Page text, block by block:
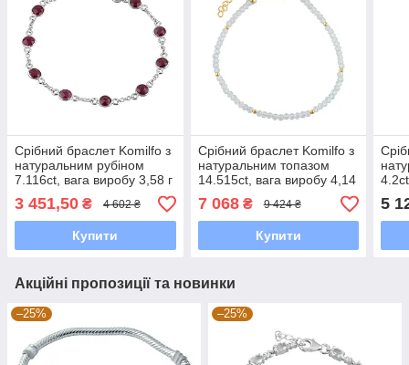
Срібний браслет Komilfo з
натуральним рубіном
7.116ct, вага виробу 3,58 г
(2118213) 1720 розмір
3 451,50 ₴ 4 602 ₴
Купити
Срібний браслет Komilfo з
натуральним топазом
14.515ct, вага виробу 4,14
г (2118190) 2025 розмір
7 068₴ 9 424 ₴
Купити
5
Акційні пропозиції та новинки
–25% –25%